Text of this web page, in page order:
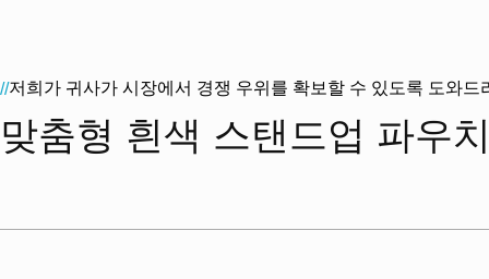
//저희가 귀사가 시장에서 경쟁 우위를 확보할 수 있도록 도와
맞춤형 흰색 스탠드업 파우